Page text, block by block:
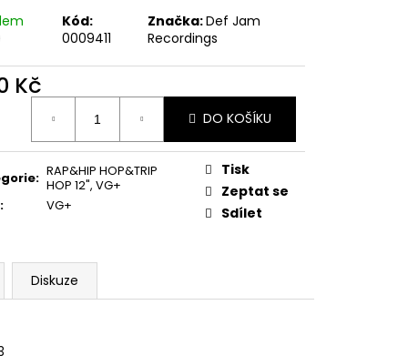
Kód:
0009411
Značka:Def Jam
Recordings
Kč
DO KOŠÍKU
: RAP&HIP HOP&TRIP
HOP 12", VG+
: VG+
Tisk
Zeptat se
Sdílet
Diskuze